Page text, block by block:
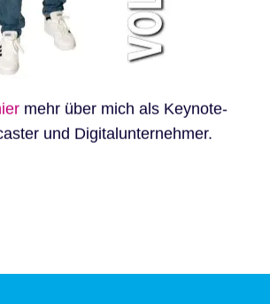
mehr über mich als Keynote-
und Digitalunternehmer.